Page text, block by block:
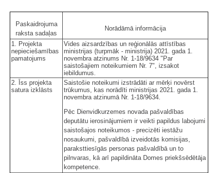
Paskaidrojuma
raksta sadaļas
Norādāmā informācija
1. Projekta
nepieciešamības
pamatojums
Vides aizsardzības un reģionālās attīstības
ministrijas (turpmāk - ministrija) 2021. gada 1.
novembra atzinums Nr. 1-18/9634 "Par
saistošajiem noteikumiem Nr. 7", izsakot
iebildumus.
2. Īss projekta
satura izklāsts
Saistošie noteikumi izstrādāti ar mērķi novērst
trūkumus, kas norādīti ministrijas 2021. gada 1.
novembra atzinumā Nr. 1-18/9634.
Pēc Dienvidkurzemes novada pašvaldības
deputātu ierosinājumiem ir veikti papildus labojumi
saistošajos noteikumos - precizēti iestāžu
nosaukumi, pašvaldībā izveidotās komisijas,
paraksttiesīgās personas pašvaldībā un to
pilnvaras, kā arī papildināta Domes priekšsēdētāja
kompetence.